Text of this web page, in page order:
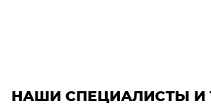
НАШИ СПЕЦИАЛИСТЫ И